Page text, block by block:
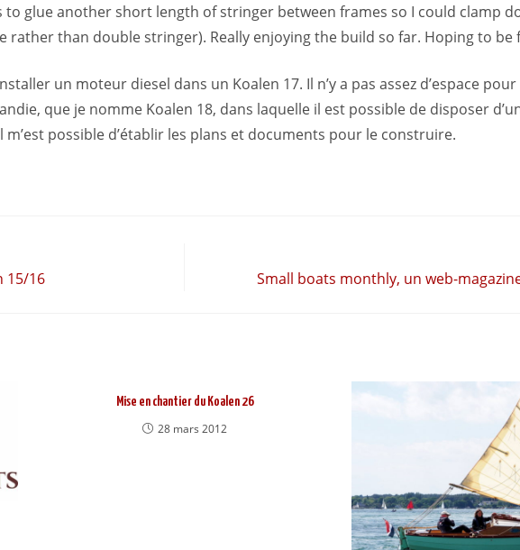
glue another short length of stringer between frames so I could clamp
rather than double stringer). Really enjoying the build so far. Hoping to be
un moteur diesel dans un Koalen 17. Il n’y a pas assez d’espace
que je nomme Koalen 18, dans laquelle il est possible de disposer
m’est possible d’établir les plans et documents pour le construire.
15/16
Small boats monthly, un web-
Mise en chantier du Koalen 26
28 mars 2012